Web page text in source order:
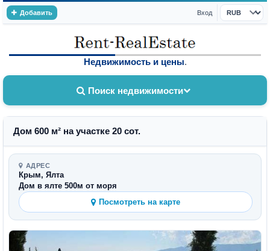
Добавить Вход
Валюта
Недвижимость и цены.
Поиск недвижимости
Дом 600 м² на участке 20 сот.
АДРЕС
Крым, Ялта
Дом в ялте 500м от моря
Посмотреть на карте